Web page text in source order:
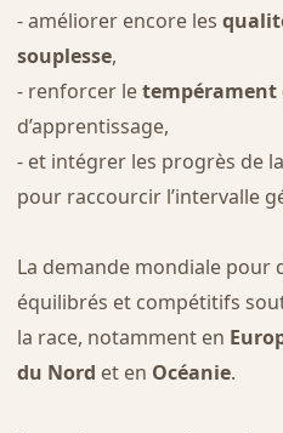
- améliorer encore les
souplesse,
- renforcer letempérament
d’apprentissage,
- et intégrer les progrès de la
pour raccourcir l’intervalle
La demande mondiale pour
équilibrés et compétitifs
la race, notamment en
du Nord et en Océanie.